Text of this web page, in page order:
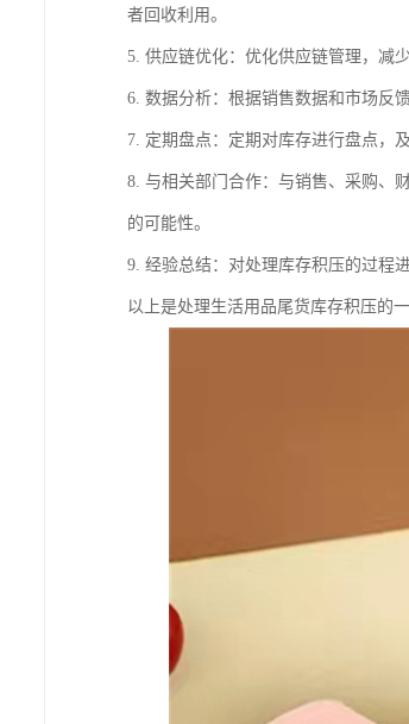
者回收利用。
5. 供应链优化：优化供应链管理，减
6. 数据分析：根据销售数据和市场反
7. 定期盘点：定期对库存进行盘点，
8. 与相关部门合作：与销售、采购、
的可能性。
9. 经验总结：对处理库存积压的过程
以上是处理生活用品尾货库存积压的